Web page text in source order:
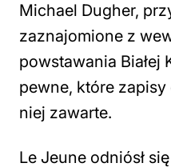
Michael Dugher,
zaznajomione z
powstawania Białej
pewne, które
niej zawarte.
Le Jeune odniósł